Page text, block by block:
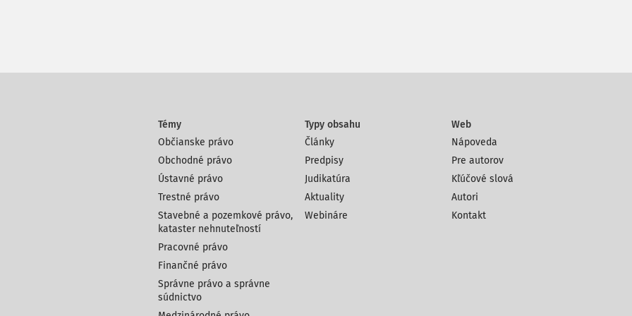
Témy
Občianske právo
Obchodné právo
Ústavné právo
Trestné právo
Stavebné a pozemkové právo,
kataster nehnuteľností
Pracovné právo
Finančné právo
Správne právo a správne
súdnictvo
Typy obsahu
Články
Predpisy
Judikatúra
Aktuality
Webináre
Web
Nápoveda
Pre autorov
Kľúčové slová
Autori
Kontakt